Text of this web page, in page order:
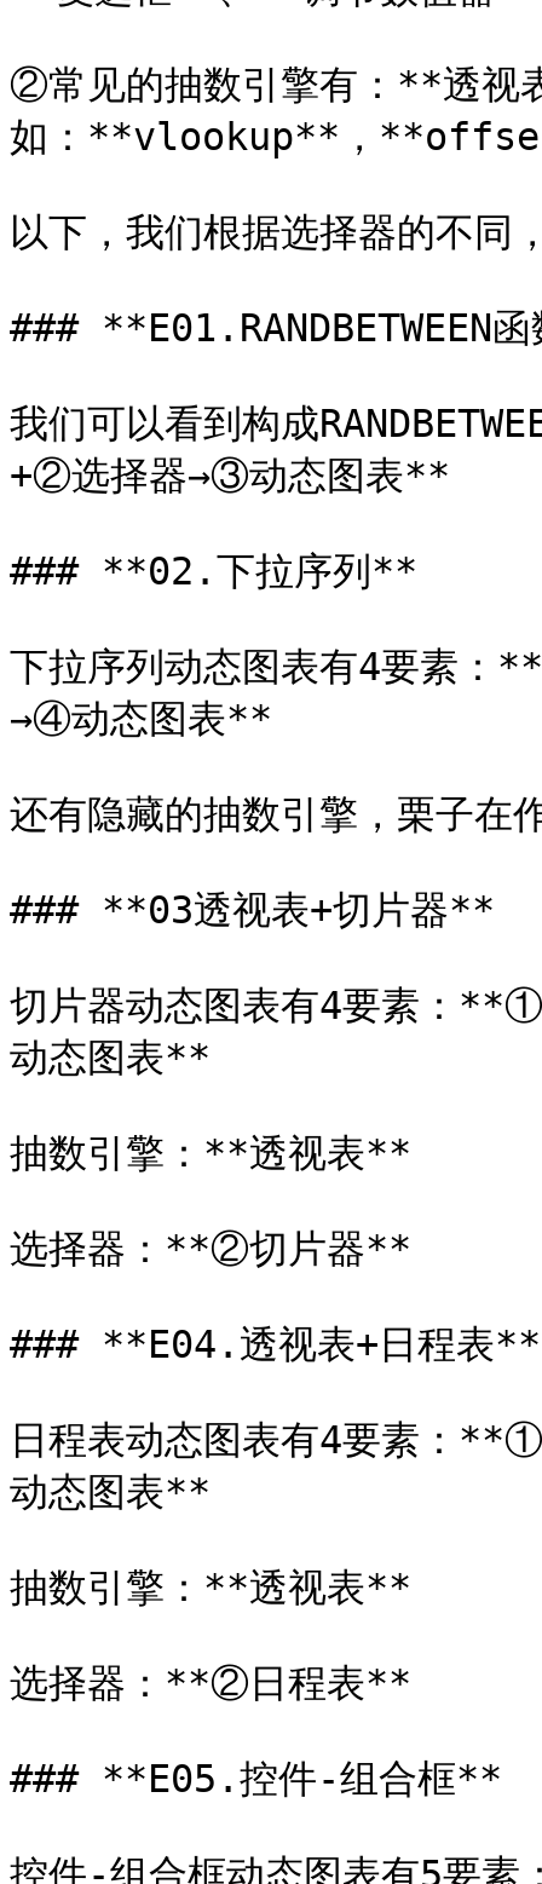
②常见的抽数引擎有：**透
如：**vlookup**，
以下，我们根据选择器的不同
### **E01.RANDBETWEEN
我们可以看到构成
+②选择器→③动态图表**
### **02.下拉序列**
下拉序列动态图表有4要素
→④动态图表**
还有隐藏的抽数引擎，栗子
### **03透视表+切片器**
切片器动态图表有4要素：
动态图表**
抽数引擎：**透视表**
选择器：**②切片器**
### **E04.透视表+日程表**
日程表动态图表有4要素：
动态图表**
抽数引擎：**透视表**
选择器：**②日程表**
### **E05.控件-组合框**
控件-组合框动态图表有5要